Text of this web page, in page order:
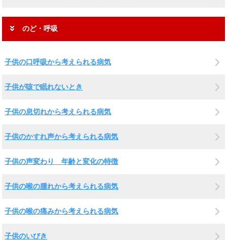
のど・呼吸
子供の口呼吸から考えられる病気
子供が咳で眠れないとき
子供の息切れから考えられる病気
子供のかすれ声から考えられる病気
子供の声変わり 年齢と変化の特徴
子供の喉の腫れから考えられる病気
子供の喉の痛みから考えられる病気
子供のいびき